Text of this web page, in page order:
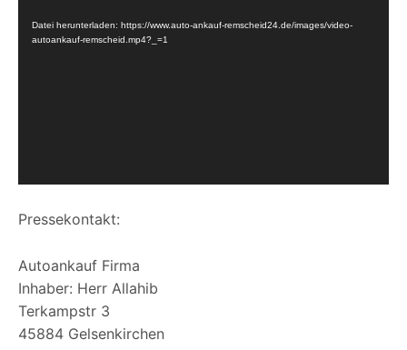
y
e
Datei herunterladen: https://www.auto-ankauf-remscheid24.de/images/video-
autoankauf-remscheid.mp4?_=1
Pressekontakt:
Autoankauf Firma
Inhaber: Herr Allahib
Terkampstr 3
45884 Gelsenkirchen